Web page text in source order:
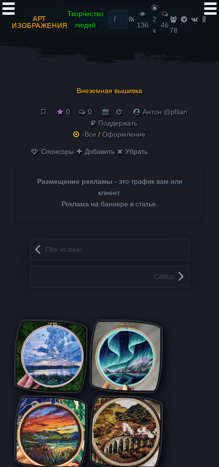
АРТ
ИЗОБРАЖЕНИЯ
Творчество
людей
Найти:
136
2
к
46
78
Внеземная вышивка
0 0
Антон @pfilan
Поддержать
-Все / Оформление
Спонсоры Добавить Убрать
Размещение рекламы - это трафик вам или
клиент.
Реклама на баннере в статье.
Запись навигация
Ellie vs bear
Cattus